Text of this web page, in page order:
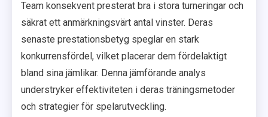
Team konsekvent presterat bra i stora turneringar och
säkrat ett anmärkningsvärt antal vinster. Deras
senaste prestationsbetyg speglar en stark
konkurrensfördel, vilket placerar dem fördelaktigt
bland sina jämlikar. Denna jämförande analys
understryker effektiviteten i deras träningsmetoder
och strategier för spelarutveckling.